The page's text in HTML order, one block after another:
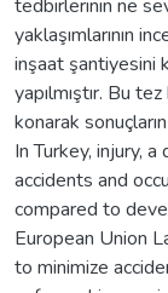
tedbirlerinin ne
yaklaşımlarının
inşaat şantiyesini
yapılmıştır. Bu
konarak
In Turkey, injury,
accidents and
compared to
European Union
to minimize